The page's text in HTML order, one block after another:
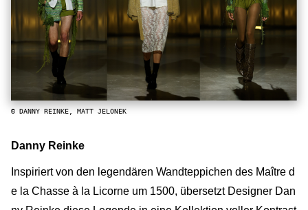
© DANNY REINKE, MATT JELONEK
Danny Reinke
Inspiriert von den legendären Wandteppichen des Maître d
e la Chasse à la Licorne um 1500, übersetzt Designer Dan